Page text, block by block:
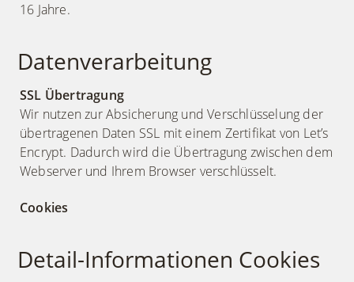
16 Jahre.
Datenverarbeitung
SSL Übertragung
Wir nutzen zur Absicherung und Verschlüsselung der
übertragenen Daten SSL mit einem Zertifikat von Let’s
Encrypt. Dadurch wird die Übertragung zwischen dem
Webserver und Ihrem Browser verschlüsselt.
Cookies
Detail-Informationen Cookies